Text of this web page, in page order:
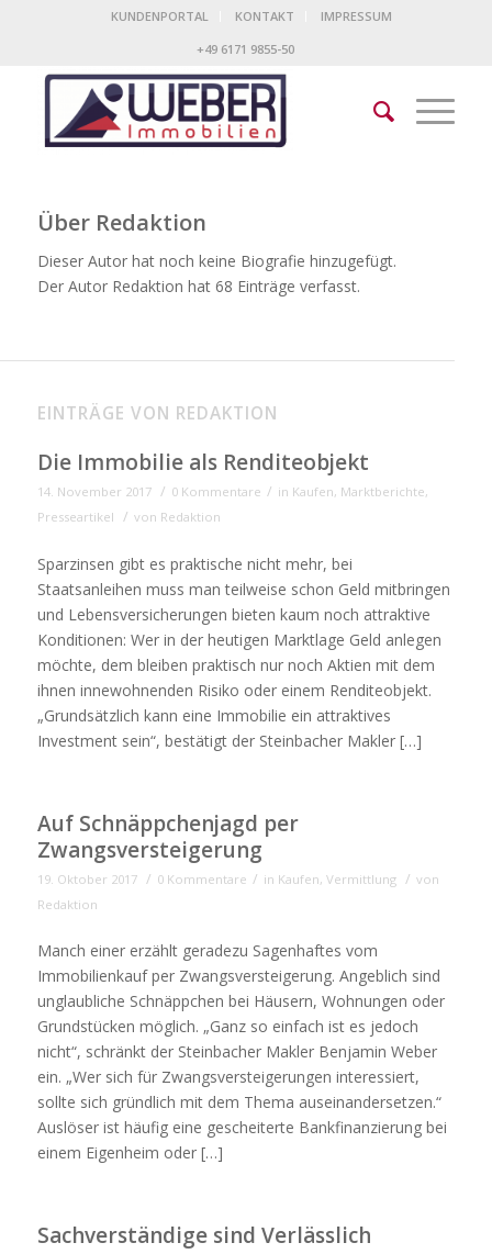
KUNDENPORTAL KONTAKT
IMPRESSUM
+49 6171 9855-50
Über Redaktion
Dieser Autor hat noch keine Biografie hinzugefügt.
Der Autor Redaktion hat 68 Einträge verfasst.
EINTRÄGE VON REDAKTION
Die Immobilie als Renditeobjekt
14. November 2017 / 0 Kommentare / in Kaufen, Marktberichte,
Presseartikel / von Redaktion
Sparzinsen gibt es praktische nicht mehr, bei
Staatsanleihen muss man teilweise schon Geld mitbringen
und Lebensversicherungen bieten kaum noch attraktive
Konditionen: Wer in der heutigen Marktlage Geld anlegen
möchte, dem bleiben praktisch nur noch Aktien mit dem
ihnen innewohnenden Risiko oder einem Renditeobjekt.
„Grundsätzlich kann eine Immobilie ein attraktives
Investment sein“, bestätigt der Steinbacher Makler […]
Auf Schnäppchenjagd per
Zwangsversteigerung
19. Oktober 2017 / 0 Kommentare / in Kaufen, Vermittlung / von
Redaktion
Manch einer erzählt geradezu Sagenhaftes vom
Immobilienkauf per Zwangsversteigerung. Angeblich sind
unglaubliche Schnäppchen bei Häusern, Wohnungen oder
Grundstücken möglich. „Ganz so einfach ist es jedoch
nicht“, schränkt der Steinbacher Makler Benjamin Weber
ein. „Wer sich für Zwangsversteigerungen interessiert,
sollte sich gründlich mit dem Thema auseinandersetzen.“
Auslöser ist häufig eine gescheiterte Bankfinanzierung bei
einem Eigenheim oder […]
Sachverständige sind Verlässlich